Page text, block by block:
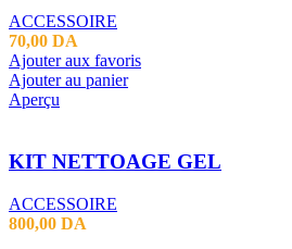
ACCESSOIRE
70,00 DA
Ajouter aux favoris
Ajouter au panier
Aperçu
KIT NETTOAGE GEL
ACCESSOIRE
800,00 DA